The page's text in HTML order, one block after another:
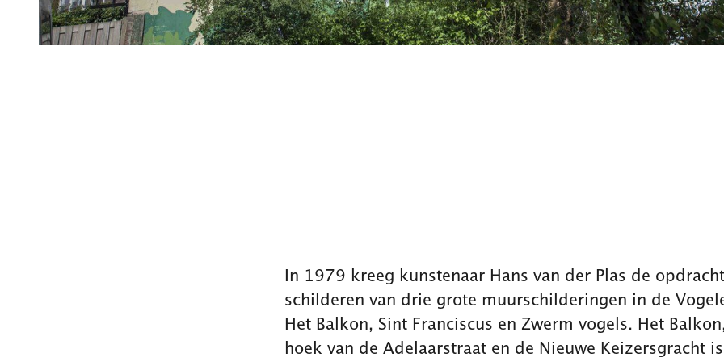
In 1979 kreeg kunstenaar Hans van der Plas de
schilderen van drie grote muurschilderingen in de
Het Balkon, Sint Franciscus en Zwerm vogels. Het
hoek van de Adelaarstraat en de Nieuwe Keizersgracht